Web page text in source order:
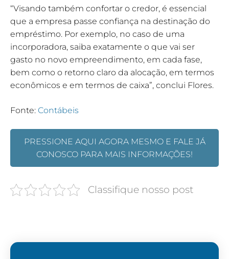
“Visando também confortar o credor, é essencial
que a empresa passe confiança na destinação do
empréstimo. Por exemplo, no caso de uma
incorporadora, saiba exatamente o que vai ser
gasto no novo empreendimento, em cada fase,
bem como o retorno claro da alocação, em termos
econômicos e em termos de caixa”, conclui Flores.
Fonte: Contábeis
PRESSIONE AQUI AGORA MESMO E FALE JÁ
CONOSCO PARA MAIS INFORMAÇÕES!
Classifique nosso post